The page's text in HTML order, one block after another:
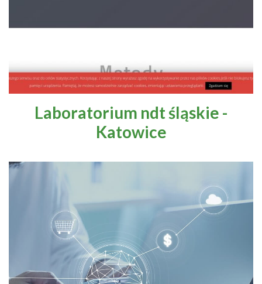
Laboratorium ndt śląskie -
Katowice